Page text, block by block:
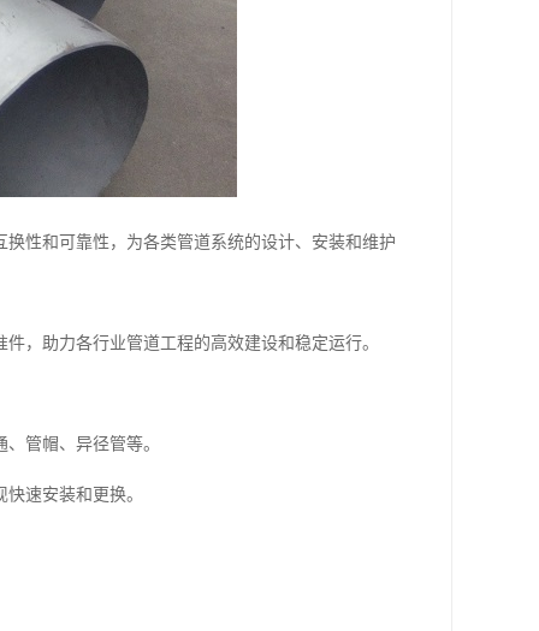
性和可靠性，为各类管道系统的设计、安装和维护
，助力各行业管道工程的高效建设和稳定运行。
管帽、异径管等。
速安装和更换。